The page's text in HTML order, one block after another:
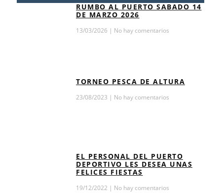
RUMBO AL PUERTO SABADO 14
DE MARZO 2026
13/03/2026 No hay comentarios
TORNEO PESCA DE ALTURA
23/08/2023 No hay comentarios
EL PERSONAL DEL PUERTO
DEPORTIVO LES DESEA UNAS
FELICES FIESTAS
19/12/2022 No hay comentarios